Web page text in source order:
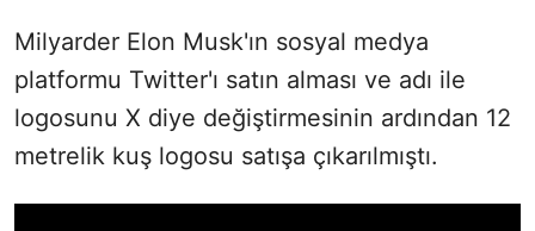
Milyarder Elon Musk'ın sosyal medya
platformu Twitter'ı satın alması ve adı ile
logosunu X diye değiştirmesinin ardından 12
metrelik kuş logosu satışa çıkarılmıştı.